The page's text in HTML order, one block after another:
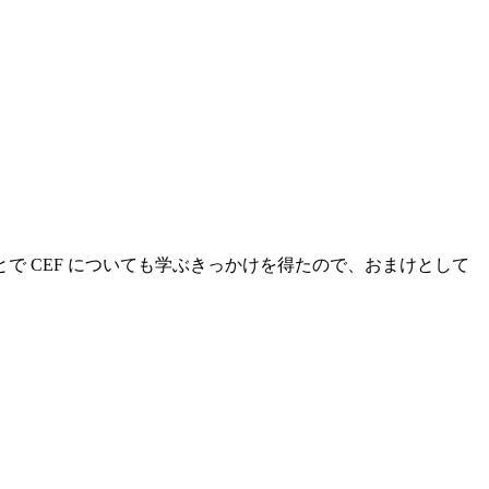
CEF についても学ぶきっかけを得たので、おまけとして